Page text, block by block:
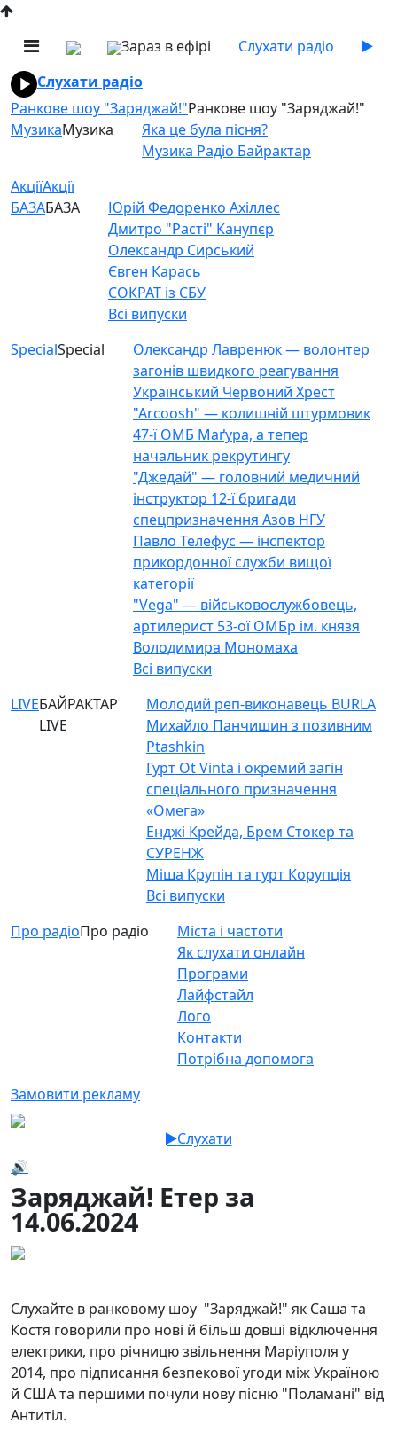
Зараз в ефірі
Слухати радіо
Слухати радіо
Ранкове шоу "Заряджай!"Ранкове шоу "Заряджай!"
МузикаМузика
Яка це була пісня?
Музика Радіо Байрактар
АкціїАкції
БАЗАБАЗА
Юрій Федоренко Ахіллес
Дмитро "Расті" Канупєр
Олександр Сирський
Євген Карась
СОКРАТ із СБУ
Всі випуски
SpecialSpecial
Олександр Лавренюк — волонтер
загонів швидкого реагування
Український Червоний Хрест
"Arcoosh" — колишній штурмовик
47-ї ОМБ Маґура, а тепер
начальник рекрутингу
"Джедай" — головний медичний
інструктор 12-ї бригади
спецпризначення Азов НГУ
Павло Телефус — інспектор
прикордонної служби вищої
категорії
"Vega" — військовослужбовець,
артилерист 53-ої ОМБр ім. князя
Володимира Мономаха
Всі випуски
LIVEБАЙРАКТАР
LIVE
Молодий реп-виконавець BURLA
Михайло Панчишин з позивним
Ptashkin
Гурт Ot Vinta і окремий загін
спеціального призначення
«Омега»
Енджі Крейда, Брем Стокер та
СУРЕНЖ
Міша Крупін та гурт Корупція
Всі випуски
Про радіоПро радіо
Міста і частоти
Як слухати онлайн
Програми
Лайфстайл
Лого
Контакти
Потрібна допомога
Замовити рекламу
Слухати
🔊
Заряджай! Етер за
14.06.2024
Слухайте в ранковому шоу "Заряджай!" як Саша та
Костя говорили про нові й більш довші відключення
електрики, про річницю звільнення Маріуполя у
2014, про підписання безпекової угоди між Україною
й США та першими почули нову пісню "Поламані" від
Антитіл.